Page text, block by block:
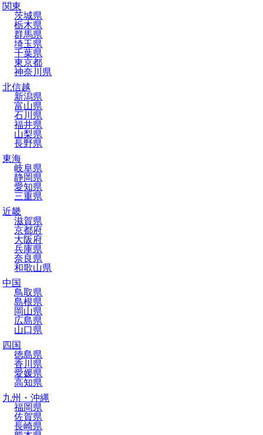
関東
茨城県
栃木県
群馬県
埼玉県
千葉県
東京都
神奈川県
北信越
新潟県
富山県
石川県
福井県
山梨県
長野県
東海
岐阜県
静岡県
愛知県
三重県
近畿
滋賀県
京都府
大阪府
兵庫県
奈良県
和歌山県
中国
鳥取県
島根県
岡山県
広島県
山口県
四国
徳島県
香川県
愛媛県
高知県
九州・沖縄
福岡県
佐賀県
長崎県